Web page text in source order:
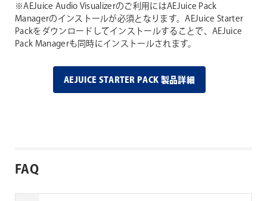
※AEJuice Audio Visualizerのご利用にはAEJuice Pack
Managerのインストールが必須となります。AEJuice Starter
Packをダウンロードしてインストールすることで、AEJuice
Pack Managerも同時にインストールされます。
AEJUICE STARTER PACK 製品詳細
FAQ